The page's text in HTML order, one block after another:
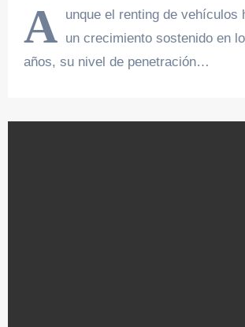
A unque el renting de vehículos
un crecimiento sostenido en
años, su nivel de penetración…